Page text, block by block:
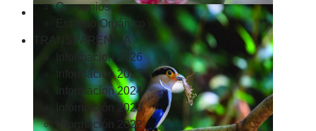
Convenios
Estatuto Orgánico
TRANSPARENCIA
Informacion 2026
Informacion 2025
Informacion 2024
Información 2023
Información 2022